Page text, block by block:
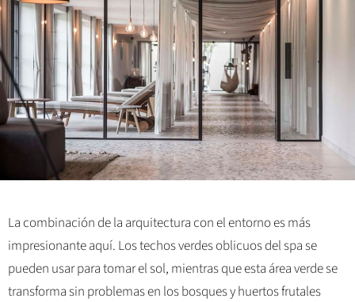
La combinación de la arquitectura con el entorno es más
impresionante aquí. Los techos verdes oblicuos del spa se
pueden usar para tomar el sol, mientras que esta área verde se
transforma sin problemas en los bosques y huertos frutales